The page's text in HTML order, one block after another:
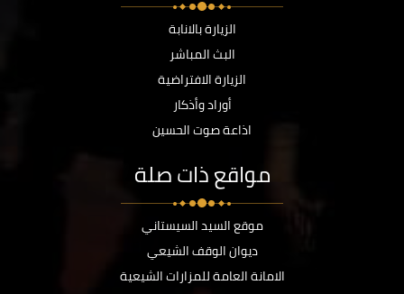
الزيارة بالانابة
البث المباشر
الزيارة الافتراضية
أوراد وأذكار
اذاعة صوت الحسين
مواقع ذات صلة
موقع السيد السيستاني
ديوان الوقف الشيعي
الامانة العامة للمزارات الشيعية